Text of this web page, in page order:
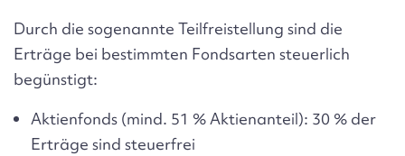
Durch die sogenannte Teilfreistellung sind die
Erträge bei bestimmten Fondsarten steuerlich
begünstigt:
Aktienfonds (mind. 51 % Aktienanteil): 30 % der
Erträge sind steuerfrei